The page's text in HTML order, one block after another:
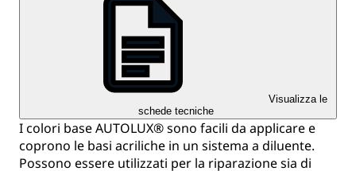
Visualizza le
schede tecniche
I colori base AUTOLUX® sono facili da applicare e
coprono le basi acriliche in un sistema a diluente.
Possono essere utilizzati per la riparazione sia di